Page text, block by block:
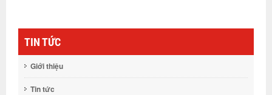
TIN TỨC
Giới thiệu
Tin tức